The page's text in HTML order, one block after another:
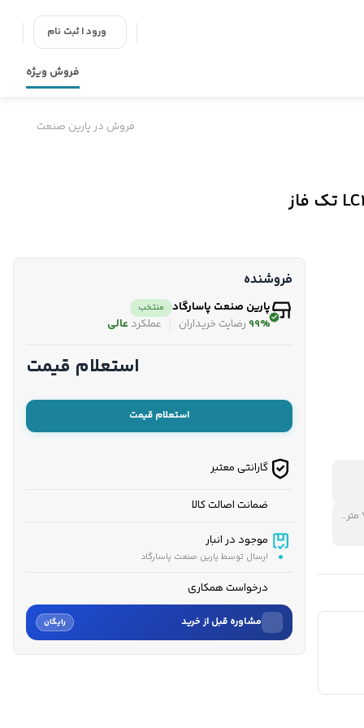
ورود | ثبت نام
فروش ویژه
فروش در پارین صنعت
میزان صدا در فاصله 7 متری
فروشنده
پارین صنعت پاسارگاد منتخب
99% رضایت خریداران عملکرد عالی
استعلام قیمت
استعلام قیمت
گارانتی معتبر
ضمانت اصالت کالا
موجود در انبار
ارسال توسط پارین صنعت پاسارگاد
درخواست همکاری
مشاوره قبل از خرید رایگان
نام